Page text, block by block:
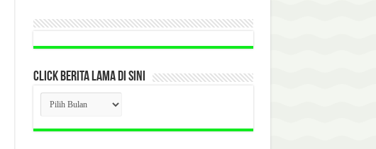
CLICK BERITA LAMA DI SINI
CLICK
BERITA
LAMA
DI